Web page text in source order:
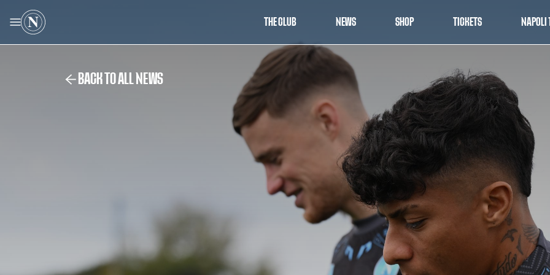
THE CLUB NEWS SHOP TICKETS NAPOLI
BACK TO ALL NEWS